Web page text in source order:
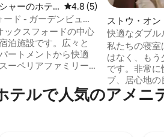
ャーのホテ
レビュー5件、5つ星中
4.8 (5)
ド - ガーデンビュー
ックスフォードの中心
泊施設です。広々と
ートメントから快適
ーペリアファミリー
グルームの広々とし
ストウ・オン
テル客室
快適なダブル
私たちの寝
はなく、も
です。非常に
ブ、居心地
やかな心配りが
い骨組みに合
テ⁠ルで人⁠気⁠のア⁠メ⁠ニ⁠